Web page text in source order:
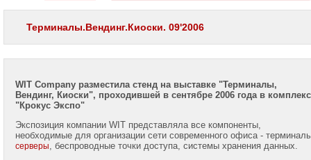
прессе
Наши
статьи
блог
Терминалы.Вендинг.Киоски. 09'2006
WIT Company разместила стенд на выставке "Терминалы,
Вендинг, Киоски", проходившей в сентябре 2006 года в
"Крокус Экспо"
Экспозиция компании WIT представляла все компоненты,
необходимые для организации сети современного офиса -
серверы, беспроводные точки доступа, системы хранения данных.